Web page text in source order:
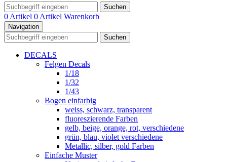
Suchen
0 Artikel 0 Artikel Warenkorb
Navigation
Suchen
DECALS
Felgen Decals
1/18
1/32
1/43
Bogen einfarbig
weiss, schwarz, transparent
fluoreszierende Farben
gelb, beige, orange, rot, verschiedene
grün, blau, violet verschiedene
Metallic, silber, gold Farben
Einfache Muster